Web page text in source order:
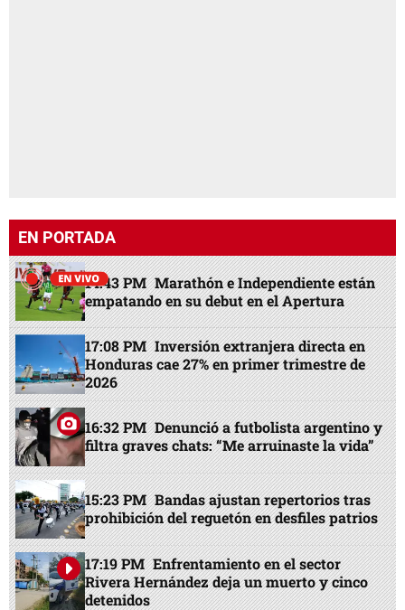
EN PORTADA
14:43 PM Marathón e Independiente están
empatando en su debut en el Apertura
17:08 PM Inversión extranjera directa en
Honduras cae 27% en primer trimestre de
2026
16:32 PM Denunció a futbolista argentino y
filtra graves chats: “Me arruinaste la vida”
15:23 PM Bandas ajustan repertorios tras
prohibición del reguetón en desfiles patrios
17:19 PM Enfrentamiento en el sector
Rivera Hernández deja un muerto y cinco
detenidos